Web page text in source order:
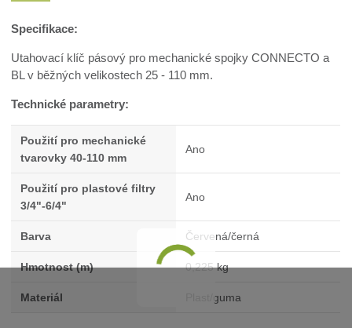
Specifikace:
Utahovací klíč pásový pro mechanické spojky CONNECTO a
BL v běžných velikostech 25 - 110 mm.
Technické parametry:
Použití pro mechanické
tvarovky 40-110 mm
Ano
Použití pro plastové filtry
3/4"-6/4"
Ano
Barva Červená/černá
Hmotnost (m) 0,225 kg
Materiál Plast/guma